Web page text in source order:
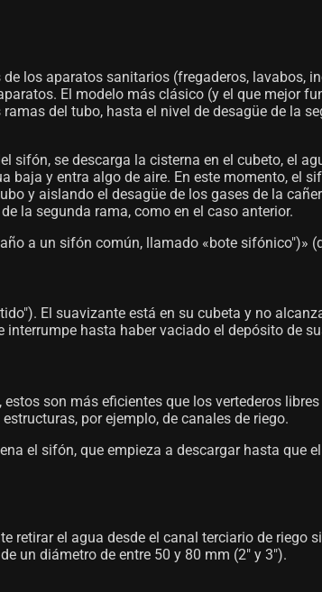
los aparatos sanitarios (fregaderos, lavabos,
El modelo más clásico (y el que mejor
del tubo, hasta el nivel de desagüe de la
sifón, se descarga la cisterna en el cubeto, el
y entra algo de aire. En este momento, el
y aislando el desagüe de los gases de la
la segunda rama, como en el caso anterior.
a un sifón común, llamado «bote sifónico")»
El suavizante está en su cubeta y no
hasta haber vaciado el depósito de
son más eficientes que los vertederos
por ejemplo, de canales de riego.
el sifón, que empieza a descargar hasta que
el agua desde el canal terciario de riego
un diámetro de entre 50 y 80 mm (2" y 3").